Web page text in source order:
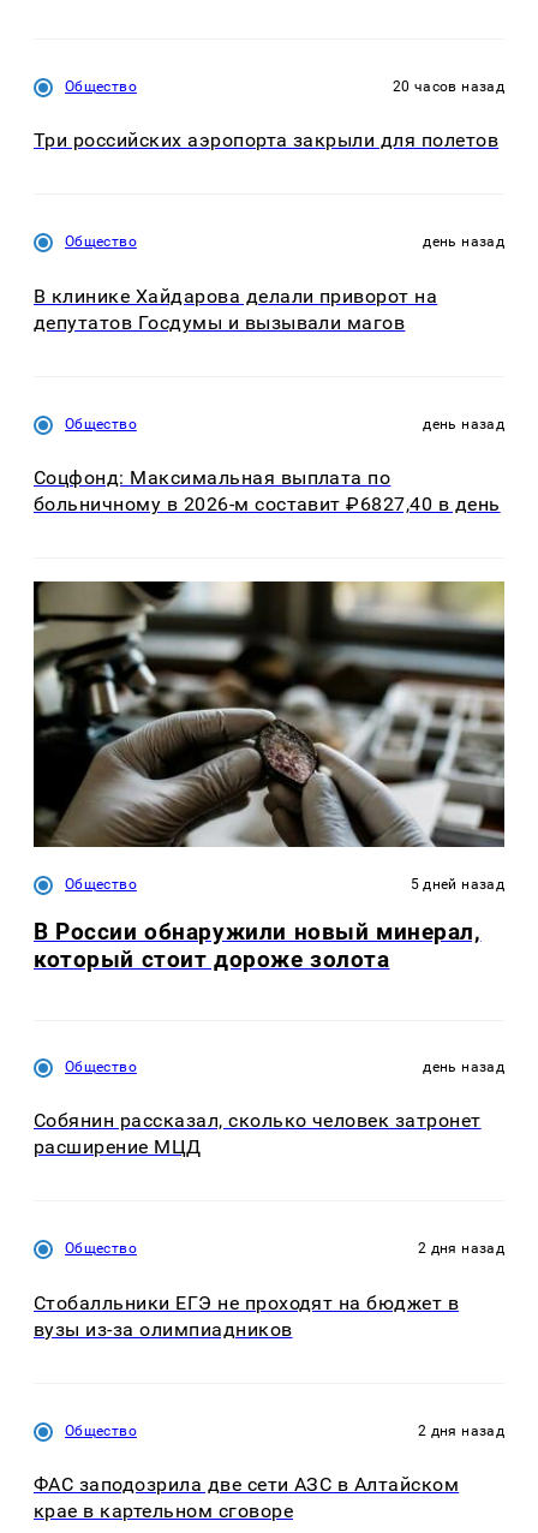
Общество 20 часов назад
Три российских аэропорта закрыли для полетов
Общество день назад
В клинике Хайдарова делали приворот на
депутатов Госдумы и вызывали магов
Общество день назад
Соцфонд: Максимальная выплата по
больничному в 2026-м составит ₽6827,40 в день
Общество 5 дней назад
В России обнаружили новый минерал,
который стоит дороже золота
Общество день назад
Собянин рассказал, сколько человек затронет
расширение МЦД
Общество 2 дня назад
Стобалльники ЕГЭ не проходят на бюджет в
вузы из-за олимпиадников
Общество 2 дня назад
ФАС заподозрила две сети АЗС в Алтайском
крае в картельном сговоре